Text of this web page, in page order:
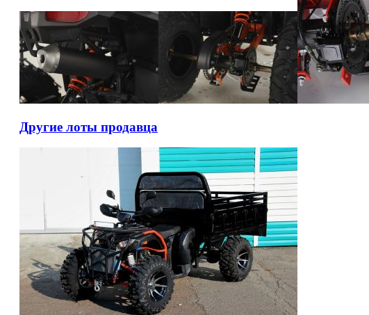
Другие лоты продавца